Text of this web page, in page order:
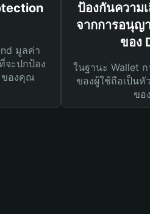
มูลค่า
จะปกป้อง
ของคุณ
ป้องกันความ
จากการอนุญ
ของ
ในฐานะ Wallet
ของผู้ใช้ถือเป็น
ขอ